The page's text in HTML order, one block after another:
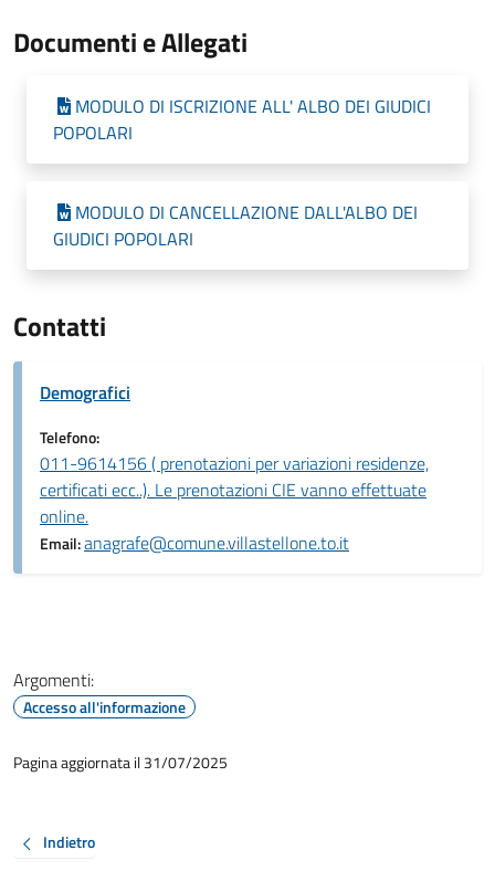
Documenti e Allegati
MODULO DI ISCRIZIONE ALL' ALBO DEI GIUDICI
POPOLARI
MODULO DI CANCELLAZIONE DALL'ALBO DEI
GIUDICI POPOLARI
Contatti
Demografici
Telefono:
011-9614156 ( prenotazioni per variazioni residenze,
certificati ecc..). Le prenotazioni CIE vanno effettuate
online.
Email:anagrafe@comune.villastellone.to.it
Argomenti:
Accesso all'informazione
Pagina aggiornata il 31/07/2025
Indietro